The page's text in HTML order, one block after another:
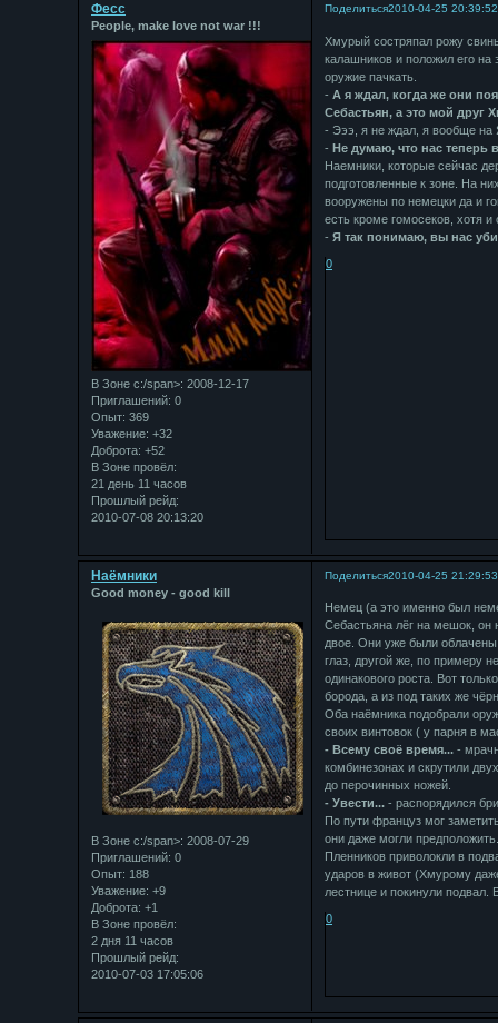
Поделиться2010-04-25 20:39:52
Фесс
People, make love not war !!!
В Зоне с:/span>: 2008-12-17
Приглашений: 0
Опыт: 369
Уважение: +32
Доброта: +52
В Зоне провёл:
21 день 11 часов
Прошлый рейд:
2010-07-08 20:13:20
Хмурый состряпал рожу
калашников и положил его
оружие пачкать.
-А я ждал, когда же они
Себастьян, а это мой друг
- Эээ, я не ждал, я вообще на
-Не думаю, что нас теперь
Наемники, которые сейчас
подготовленные к зоне. На
вооружены по немецки да и
есть кроме гомосеков, хотя и
- Я так понимаю, вы нас
0
Поделиться2010-04-25 21:29:53
Наёмники
Good money - good kill
В Зоне с:/span>: 2008-07-29
Приглашений: 0
Опыт: 188
Уважение: +9
Доброта: +1
В Зоне провёл:
2 дня 11 часов
Прошлый рейд:
2010-07-03 17:05:06
Немец (а это именно был
Себастьяна лёг на мешок, он
двое. Они уже были
глаз, другой же, по примеру
одинакового роста. Вот
борода, а из под таких же
Оба наёмника подобрали
своих винтовок ( у парня в
- Всему своё время...-
комбинезонах и скрутили
до перочинных ножей.
- Увести... - распорядился
По пути француз мог
они даже могли
Пленников приволокли в
ударов в живот (Хмурому
лестнице и покинули
0